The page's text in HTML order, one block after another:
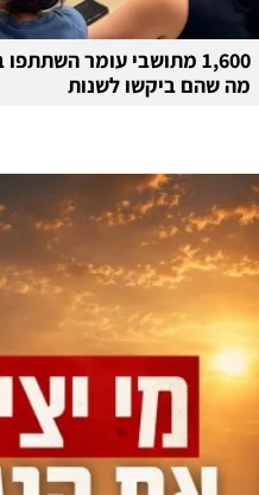
1,600 מתושבי עומר
מה שהם ביקשו לשנות